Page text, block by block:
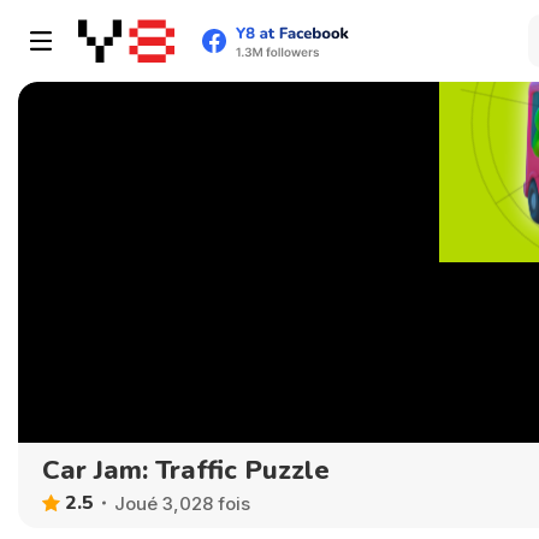
Car Jam: Traffic Puzzle
2.5 Joué 3,028 fois